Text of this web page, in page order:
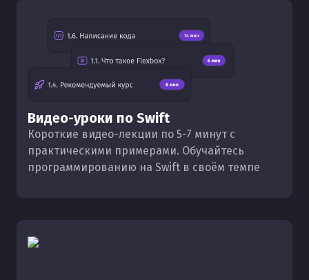
Видео-уроки по Swift
Короткие видео-лекции по 5-7 минут с
практическими примерами. Обучайтесь
программированию на Swift в своём темпе